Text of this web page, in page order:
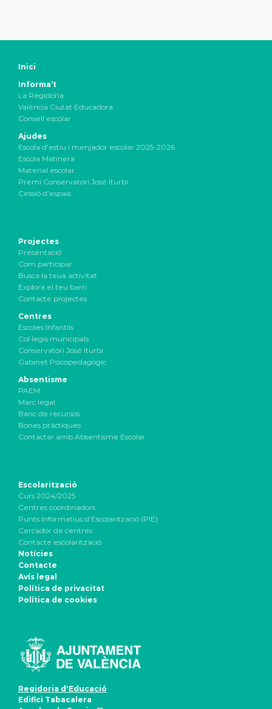
Inici
Informa’t
La Regidoria
València Ciutat Educadora
Consell escolar
Ajudes
Escola d’estiu i menjador escolar 2025-2026
Escola Matinera
Material escolar
Premi Conservatori José Iturbi
Cessió d’espais
Projectes
Presentació
Com participar
Busca la teua activitat
Explora el teu barri
Contacte projectes
Centres
Escoles Infantils
Col·legis municipals
Conservatori José Iturbi
Gabinet Psicopedagògic
Absentisme
PAEM
Marc legal
Banc de recursos
Bones pràctiques
Contactar amb Absentisme Escolar
Escolarització
Curs 2024/2025
Centres coordinadors
Punts Informatius d’Escolarització (PIE)
Cercador de centres
Contacte escolarització
Notícies
Contacte
Avís legal
Política de privacitat
Política de cookies
Regidoria d'Educació
Edifici Tabacalera